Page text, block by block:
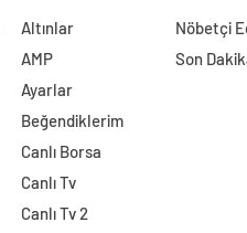
Altınlar
AMP
Ayarlar
Beğendiklerim
Canlı Borsa
Canlı Tv
Canlı Tv 2
Nöbetçi
Son